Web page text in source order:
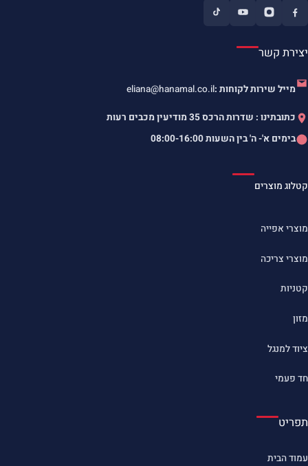
יצירת קשר
מייל שירות לקוחות :eliana@hanamal.co.il
כתובתינו : שדרות הרכס 35 מודיעין מכבים רעות
בימים א'- ה' בין השעות08:00-16:00
קטלוג מוצרים
מוצרי אפייה
מוצרי צריכה
קטניות
מזון
ציוד למנגל
חד פעמי
תפריט
עמוד הבית